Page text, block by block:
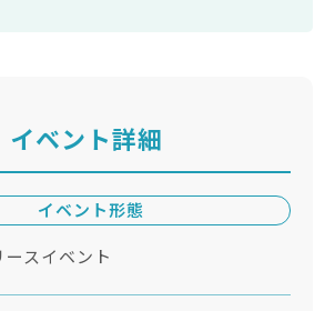
イベント詳細
イベント形態
スイベント